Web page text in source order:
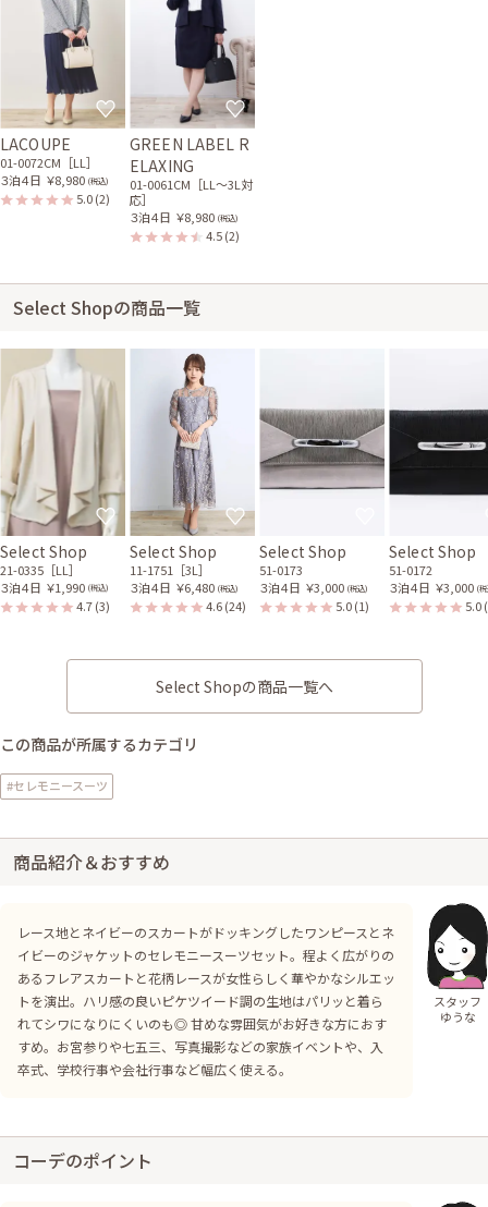
LACOUPE
01-0072CM［LL］
３泊４日 ￥8,980 (税込)
5.0(2)
GREEN LABEL R
ELAXING
01-0061CM［LL〜3L対
応］
３泊４日 ￥8,980 (税込)
4.5(2)
Select Shopの商品一覧
Select Shop
21-0335［LL］
３泊４日 ￥1,990 (税込)
4.7(3)
Select Shop
11-1751［3L］
３泊４日 ￥6,480 (税込)
4.6(24)
Select Shop
51-0173
３泊４日 ￥3,000 (税込)
5.0(1)
Select Shop
51-0172
３泊４日 ￥3,000 (
5.0
Select Shopの商品一覧へ
この商品が所属するカテゴリ
#セレモニースーツ
商品紹介＆おすすめ
レース地とネイビーのスカートがドッキングしたワンピースとネ
イビーのジャケットのセレモニースーツセット。程よく広がりの
あるフレアスカートと花柄レースが女性らしく華やかなシルエッ
トを演出。ハリ感の良いピケツイード調の生地はパリッと着ら
れてシワになりにくいのも◎ 甘めな雰囲気がお好きな方におす
すめ。お宮参りや七五三、写真撮影などの家族イベントや、入
卒式、学校行事や会社行事など幅広く使える。
スタッフ
ゆうな
コーデのポイント